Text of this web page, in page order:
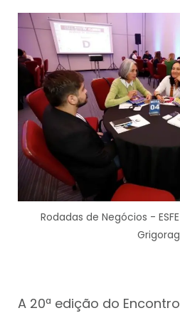
Rodadas de Negócios -
A 20ª edição do